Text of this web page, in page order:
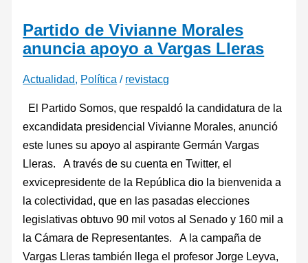
Partido de Vivianne Morales
anuncia apoyo a Vargas Lleras
Actualidad, Política / revistacg
El Partido Somos, que respaldó la candidatura de la
excandidata presidencial Vivianne Morales, anunció
este lunes su apoyo al aspirante Germán Vargas
Lleras. A través de su cuenta en Twitter, el
exvicepresidente de la República dio la bienvenida a
la colectividad, que en las pasadas elecciones
legislativas obtuvo 90 mil votos al Senado y 160 mil a
la Cámara de Representantes. A la campaña de
Vargas Lleras también llega el profesor Jorge Leyva,